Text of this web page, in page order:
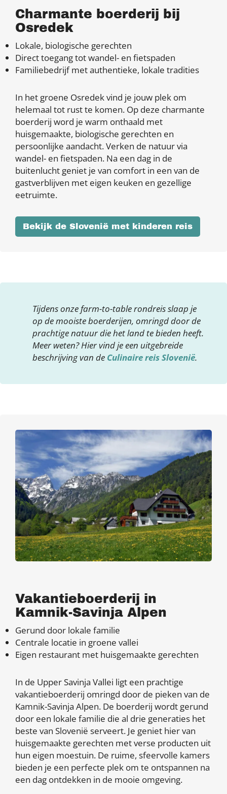
Charmante boerderij bij
Osredek
Lokale, biologische gerechten
Direct toegang tot wandel- en fietspaden
Familiebedrijf met authentieke, lokale tradities
In het groene Osredek vind je jouw plek om
helemaal tot rust te komen. Op deze charmante
boerderij word je warm onthaald met
huisgemaakte, biologische gerechten en
persoonlijke aandacht. Verken de natuur via
wandel- en fietspaden. Na een dag in de
buitenlucht geniet je van comfort in een van de
gastverblijven met eigen keuken en gezellige
eetruimte.
Bekijk de Slovenië met kinderen reis
Tijdens onze farm-to-table rondreis slaap je
op de mooiste boerderijen, omringd door de
prachtige natuur die het land te bieden heeft.
Meer weten? Hier vind je een uitgebreide
beschrijving van de Culinaire reis Slovenië.
Vakantieboerderij in
Kamnik-Savinja Alpen
Gerund door lokale familie
Centrale locatie in groene vallei
Eigen restaurant met huisgemaakte gerechten
In de Upper Savinja Vallei ligt een prachtige
vakantieboerderij omringd door de pieken van de
Kamnik-Savinja Alpen. De boerderij wordt gerund
door een lokale familie die al drie generaties het
beste van Slovenië serveert. Je geniet hier van
huisgemaakte gerechten met verse producten uit
hun eigen moestuin. De ruime, sfeervolle kamers
bieden je een perfecte plek om te ontspannen na
een dag ontdekken in de mooie omgeving.